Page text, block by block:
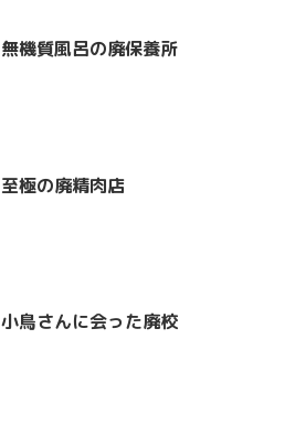
無機質風呂の廃保養所
至極の廃精肉店
小鳥さんに会った廃校